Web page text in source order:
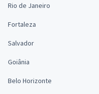
Rio de Janeiro
Fortaleza
Salvador
Goiânia
Belo Horizonte